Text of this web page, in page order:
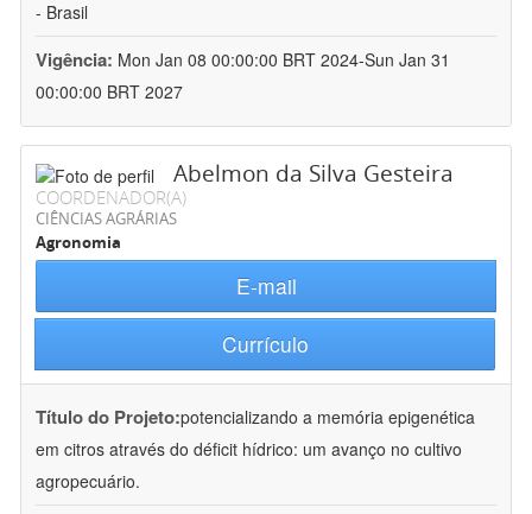
- Brasil
Vigência: Mon Jan 08 00:00:00 BRT 2024-Sun Jan 31
00:00:00 BRT 2027
Abelmon da Silva Gesteira
COORDENADOR(A)
CIÊNCIAS AGRÁRIAS
Agronomia
E-mail
Currículo
Título do Projeto:potencializando a memória epigenética
em citros através do déficit hídrico: um avanço no cultivo
agropecuário.